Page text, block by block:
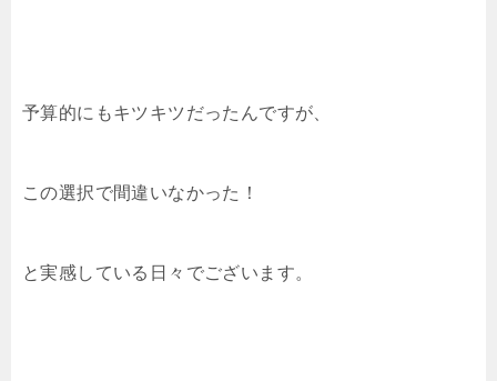
予算的にもキツキツだったんですが、
この選択で間違いなかった！
と実感している日々でございます。